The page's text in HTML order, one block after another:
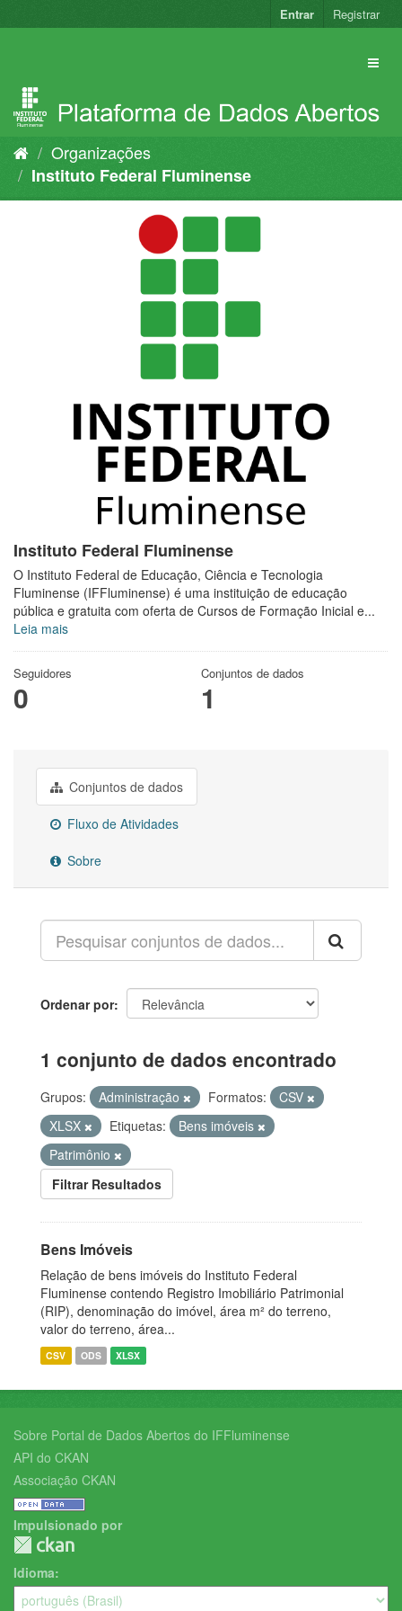
para
Entrar Registrar
Organizações
Instituto Federal Fluminense
Instituto Federal Fluminense
O Instituto Federal de Educação, Ciência e Tecnologia
Fluminense (IFFluminense) é uma instituição de educação
pública e gratuita com oferta de Cursos de Formação Inicial e...
Leia mais
Seguidores
0
Conjuntos de dados
1
Conjuntos de dados
Fluxo de Atividades
Sobre
Ordenar por
1 conjunto de dados encontrado
Grupos: Administração Formatos:
CSV
XLSX
Etiquetas:
Bens imóveis
Patrimônio
Filtrar Resultados
Bens Imóveis
Relação de bens imóveis do Instituto Federal
Fluminense contendo Registro Imobiliário Patrimonial
(RIP), denominação do imóvel, área m² do terreno,
valor do terreno, área...
CSV ODS XLSX
Sobre Portal de Dados Abertos do IFFluminense
API do CKAN
Associação CKAN
Impulsionado por
Idioma